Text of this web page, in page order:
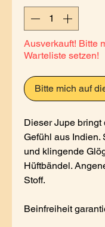
Ausverkauft! Bitte
Warteliste setzen!
Bitte mich auf
Dieser Jupe bringt
Gefühl aus Indien.
und klingende
Hüftbändel.
Stoff.
Beinfreiheit